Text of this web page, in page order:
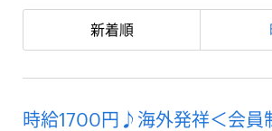
新着順
時給1700円♪海外発祥＜会員